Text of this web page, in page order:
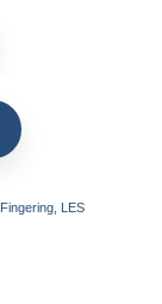
Fingering, LES